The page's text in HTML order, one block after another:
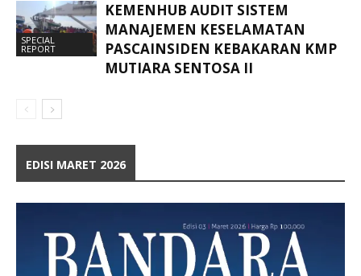
SPECIAL
REPORT
KEMENHUB AUDIT SISTEM
MANAJEMEN KESELAMATAN
PASCAINSIDEN KEBAKARAN KMP
MUTIARA SENTOSA II
EDISI MARET 2026